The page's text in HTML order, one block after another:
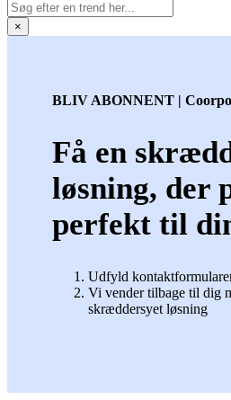
×
BLIV ABONNENT |
Få en
løsning, der
perfekt til
Udfyld
Vi vender tilbage til dig
skræddersyet løsning